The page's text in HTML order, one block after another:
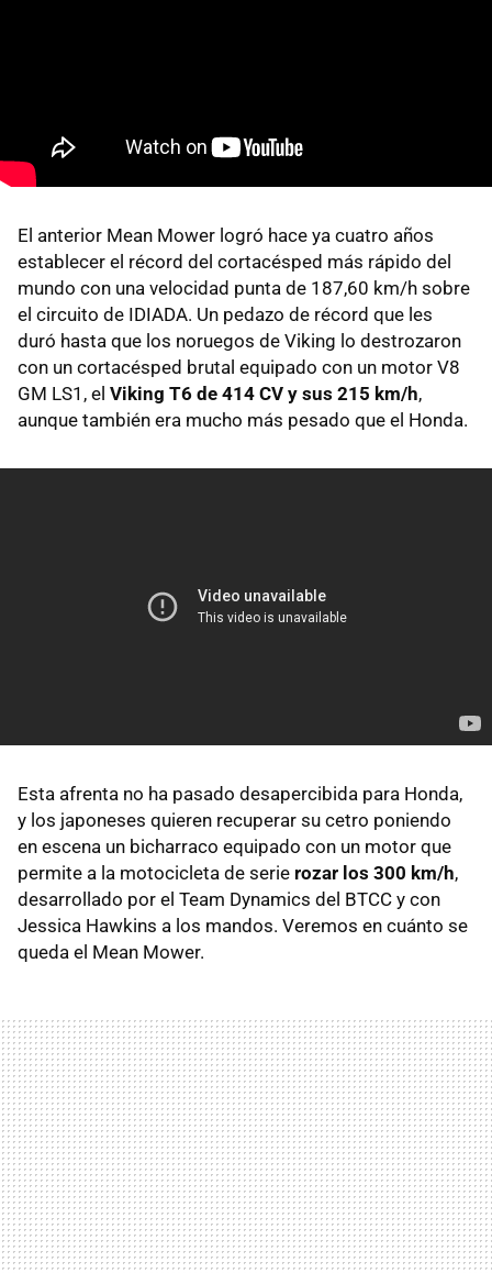
El anterior Mean Mower logró hace ya cuatro años
establecer el récord del cortacésped más rápido del
mundo con una velocidad punta de 187,60 km/h sobre
el circuito de IDIADA. Un pedazo de récord que les
duró hasta que los noruegos de Viking lo destrozaron
con un cortacésped brutal equipado con un motor V8
GM LS1, el Viking T6 de 414 CV y sus 215 km/h,
aunque también era mucho más pesado que el Honda.
Esta afrenta no ha pasado desapercibida para Honda,
y los japoneses quieren recuperar su cetro poniendo
en escena un bicharraco equipado con un motor que
permite a la motocicleta de serie rozar los 300 km/h,
desarrollado por el Team Dynamics del BTCC y con
Jessica Hawkins a los mandos. Veremos en cuánto se
queda el Mean Mower.